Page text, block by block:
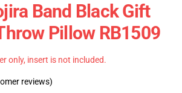
Band Black Gift
Pillow RB1509
only, insert is not included.
reviews)